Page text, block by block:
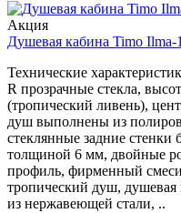
Акция
Душевая кабина Timo Ilma-
Технические
R прозрачные стекла,
(тропический ливень),
душ выполнены из
стеклянные задние стенки
толщиной 6 мм, двойные
профиль, фирменный
тропический душ, душевая
из нержавеющей стали, ..